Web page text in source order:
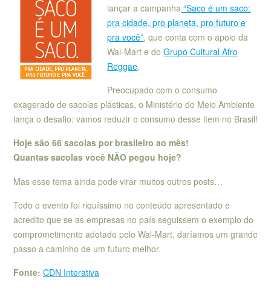
lançar a campanha “Saco é um saco:
pra cidade, pro planeta, pro futuro e
pra você”, que conta com o apoio da
Wal-Mart e doGrupo Cultural Afro
Reggae.
Preocupado com o consumo
exagerado de sacolas plásticas, o Ministério do Meio Ambiente
lança o desafio: vamos reduzir o consumo desse item no Brasil!
Hoje são 66 sacolas por brasileiro ao mês!
Quantas sacolas você NÃO pegou hoje?
Mas esse tema ainda pode virar muitos outros posts…
Todo o evento foi riquíssimo no conteúdo apresentado e
acredito que se as empresas no país seguissem o exemplo do
comprometimento adotado pelo Wal-Mart, daríamos um grande
passo a caminho de um futuro melhor.
Fonte: CDN Interativa